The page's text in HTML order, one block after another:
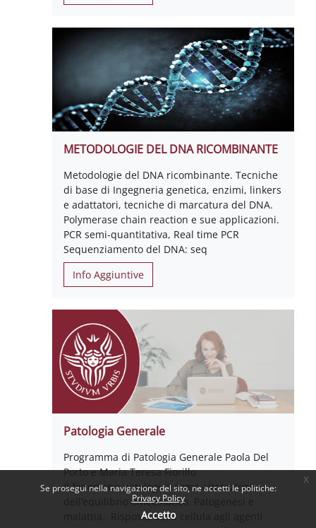
Se prosegui nella navigazione del sito, ne accetti le politiche:
Privacy Policy
Accetto
x
METODOLOGIE DEL DNA RICOMBINANTE
Metodologie del DNA ricombinante. Tecniche
di base di Ingegneria genetica, enzimi, linkers
e adattatori, tecniche di marcatura del DNA.
Polymerase chain reaction e sue applicazioni.
PCR semi-quantitativa, Real time PCR
Sequenziamento del DNA: seq
Info Aggiuntive
Patologia Generale
Programma di Patologia Generale Paola Del
Porto e Maria Teresa Fiorillo
Il fenomeno patologico come alterazione
dell’equilibrio omeostatico. Patogenesi e
malattia. Risposta della cellula agli agenti